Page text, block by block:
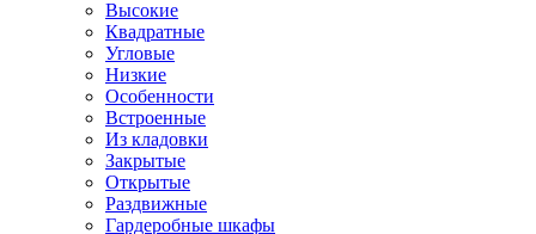
Высокие
Квадратные
Угловые
Низкие
Особенности
Встроенные
Из кладовки
Закрытые
Открытые
Раздвижные
Гардеробные шкафы